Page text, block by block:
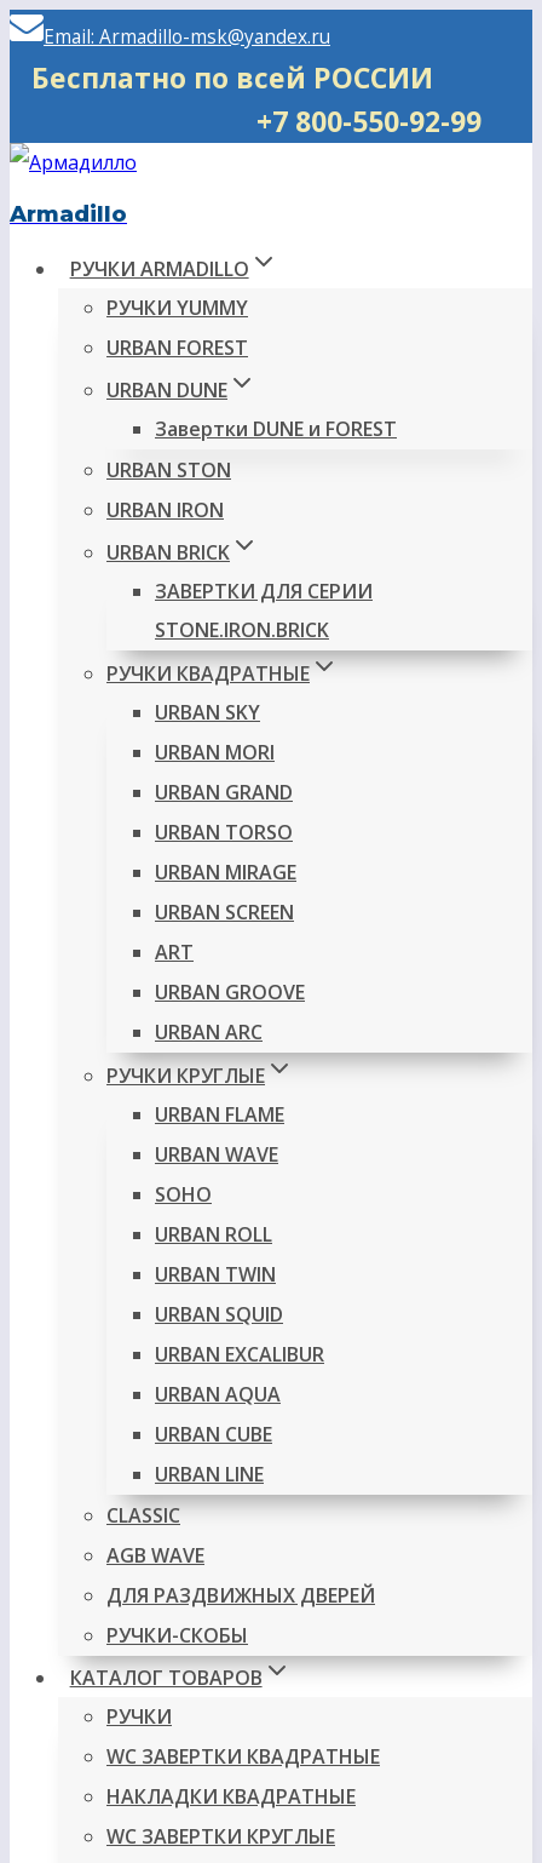
Перейти
Email: Armadillo-msk@yandex.ru
Бесплатно по всей РОССИИ
+7 800-550-92-99
Armadillo
РУЧКИ ARMADILLO
РУЧКИ YUMMY
URBAN FOREST
URBAN DUNE
Завертки DUNE и FOREST
URBAN STON
URBAN IRON
URBAN BRICK
ЗАВЕРТКИ ДЛЯ СЕРИИ
STONE.IRON.BRICK
РУЧКИ КВАДРАТНЫЕ
URBAN SKY
URBAN MORI
URBAN GRAND
URBAN TORSO
URBAN MIRAGE
URBAN SCREEN
ART
URBAN GROOVE
URBAN ARC
РУЧКИ КРУГЛЫЕ
URBAN FLAME
URBAN WAVE
SOHO
URBAN ROLL
URBAN TWIN
URBAN SQUID
URBAN EXCALIBUR
URBAN AQUA
URBAN CUBE
URBAN LINE
CLASSIC
AGB WAVE
ДЛЯ РАЗДВИЖНЫХ ДВЕРЕЙ
РУЧКИ-СКОБЫ
КАТАЛОГ ТОВАРОВ
РУЧКИ
WC ЗАВЕРТКИ КВАДРАТНЫЕ
НАКЛАДКИ КВАДРАТНЫЕ
WC ЗАВЕРТКИ КРУГЛЫЕ